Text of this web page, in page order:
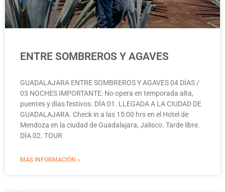
ENTRE SOMBREROS Y AGAVES
GUADALAJARA ENTRE SOMBREROS Y AGAVES 04 DÍAS /
03 NOCHES IMPORTANTE: No opera en temporada alta,
puentes y días festivos. DÍA 01. LLEGADA A LA CIUDAD DE
GUADALAJARA. Check in a las 15:00 hrs en el Hotel de
Mendoza en la ciudad de Guadalajara, Jalisco. Tarde libre.
DÍA 02. TOUR
MAS INFORMACIÓN »